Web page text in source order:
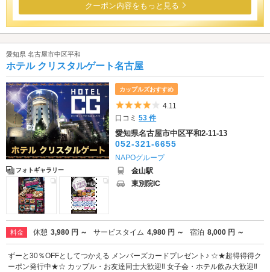
クーポン内容をもっと見る
愛知県 名古屋市中区平和
ホテル クリスタルゲート名古屋
フォトギャラリー
カップルズおすすめ
5つ星のうち4
4.11
口コミ53 件
愛知県名古屋市中区平和2-11-13
052-321-6655
NAPOグループ
金山駅
東別院IC
料金 休憩 3,980 円 ～ サービスタイム 4,980 円 ～ 宿泊 8,000 円 ～
ずーと30％OFFとしてつかえる メンバーズカードプレゼント♪ ☆★超得得得ク
ーポン発行中★☆ カップル・お友達同士大歓迎‼ 女子会・ホテル飲み大歓迎‼